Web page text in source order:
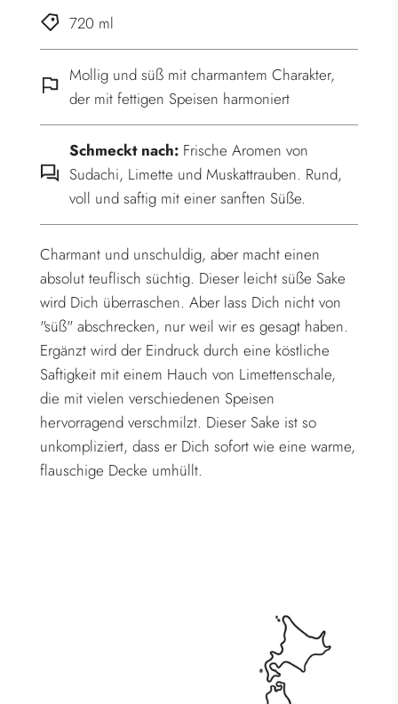
720 ml
Mollig und süß mit charmantem Charakter,
der mit fettigen Speisen harmoniert
Schmeckt nach: Frische Aromen von
Sudachi, Limette und Muskattrauben. Rund,
voll und saftig mit einer sanften Süße.
Charmant und unschuldig, aber macht einen
absolut teuflisch süchtig. Dieser leicht süße Sake
wird Dich überraschen. Aber lass Dich nicht von
"süß" abschrecken, nur weil wir es gesagt haben.
Ergänzt wird der Eindruck durch eine köstliche
Saftigkeit mit einem Hauch von Limettenschale,
die mit vielen verschiedenen Speisen
hervorragend verschmilzt. Dieser Sake ist so
unkompliziert, dass er Dich sofort wie eine warme,
flauschige Decke umhüllt.